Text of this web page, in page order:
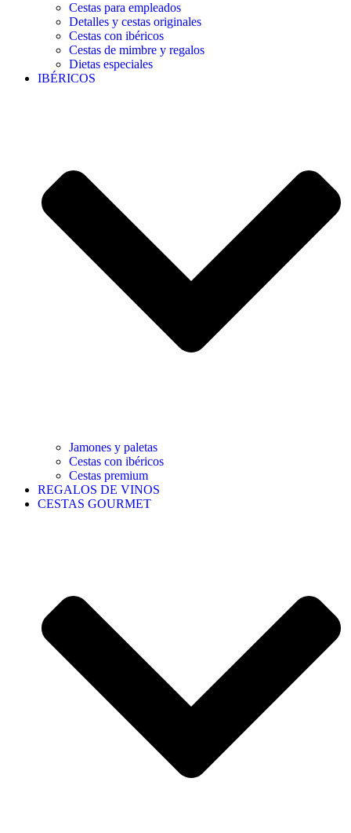
Cestas para empleados
Detalles y cestas originales
Cestas con ibéricos
Cestas de mimbre y regalos
Dietas especiales
IBÉRICOS
Jamones y paletas
Cestas con ibéricos
Cestas premium
REGALOS DE VINOS
CESTAS GOURMET